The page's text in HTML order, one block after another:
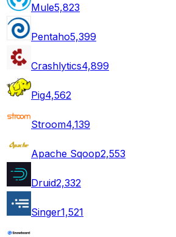
Mule5,823
Pentaho5,399
Crashlytics4,899
Pig4,562
Stroom4,139
Apache Sqoop2,553
Druid2,332
Singer1,521